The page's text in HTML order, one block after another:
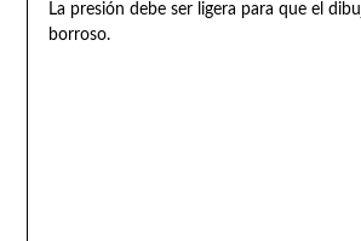
La presión debe ser ligera para que el
borroso.